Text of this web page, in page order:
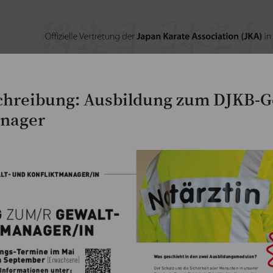
JKA-Magazine Lehrgangs- &
Aktuelle Meldungen
Ausbildung zum DJKB-